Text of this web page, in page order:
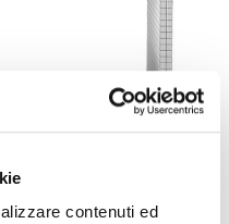
contenuti ed
MEHR